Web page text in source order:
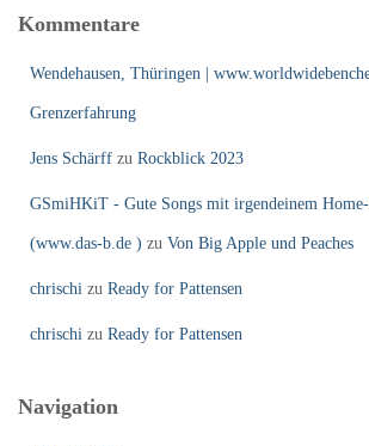
Kommentare
Wendehausen, Thüringen |
Grenzerfahrung
Jens Schärff zu Rockblick 2023
GSmiHKiT - Gute Songs mit irgendeinem
(www.das-b.de ) zu Von Big Apple und Peaches
chrischi zu Ready for Pattensen
chrischi zu Ready for Pattensen
Navigation